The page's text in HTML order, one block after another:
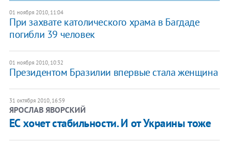
01 ноября 2010, 11:04
При захвате католического храма в Багдаде
погибли 39 человек
01 ноября 2010, 10:32
Президентом Бразилии впервые стала женщина
31 октября 2010, 16:59
ЯРОСЛАВ ЯВОРСКИЙ
ЕС хочет стабильности. И от Украины тоже